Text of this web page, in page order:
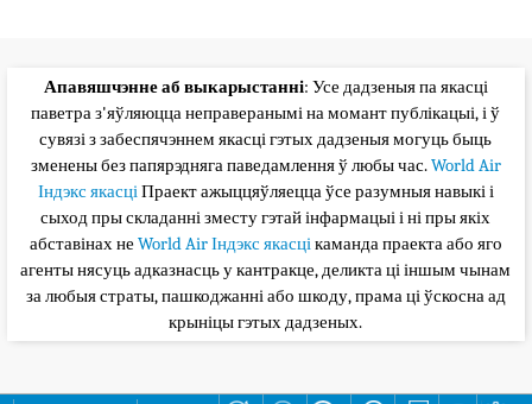
Апавяшчэнне аб выкарыстанні: Усе дадзеныя па якасці
паветра з'яўляюцца неправеранымі на момант публікацыі, і ў
сувязі з забеспячэннем якасці гэтых дадзеныя могуць быць
зменены без папярэдняга паведамлення ў любы час.World Air
Індэкс якасціПраект ажыццяўляецца ўсе разумныя навыкі і
сыход пры складанні зместу гэтай інфармацыі і ні пры якіх
абставінах не World Air Індэкс якасцікаманда праекта або яго
агенты нясуць адказнасць у кантракце, деликта ці іншым чынам
за любыя страты, пашкоджанні або шкоду, прама ці ўскосна ад
крыніцы гэтых дадзеных.